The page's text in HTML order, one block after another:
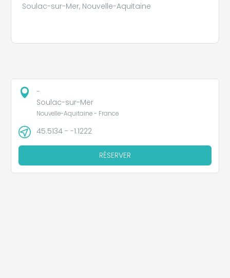
Soulac-sur-Mer, Nouvelle-Aquitaine
-
Soulac-sur-Mer
Nouvelle-Aquitaine - France
45.5134 - -1.1222
RÉSERVER